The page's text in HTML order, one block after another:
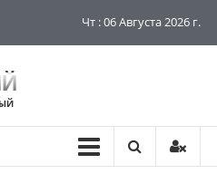
Чт : 06 Августа 2026 г.